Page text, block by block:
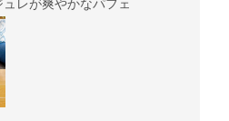
レが爽やかなパフェ